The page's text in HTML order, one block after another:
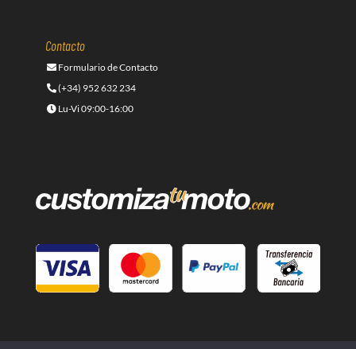
Contacto
Formulario de Contacto
(+34) 952 632 234
Lu-Vi 09:00-16:00